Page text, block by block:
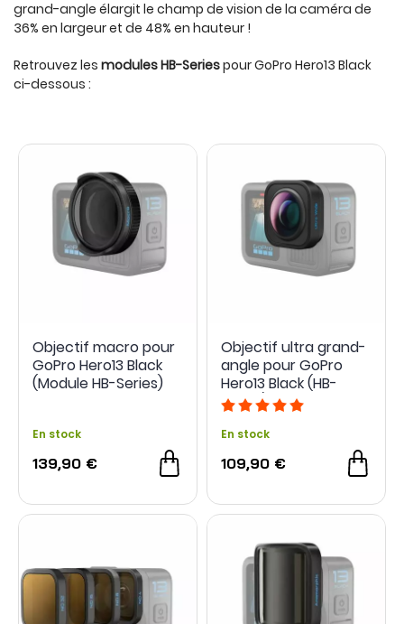
grand-angle élargit le champ de vision de la caméra de
36% en largeur et de 48% en hauteur !
Retrouvez les modules HB-Seriespour GoPro Hero13 Black
ci-dessous :
Objectif macro pour
GoPro Hero13 Black
(Module HB-Series)
En stock
139,90 €
Objectif ultra grand-
angle pour GoPro
Hero13 Black (HB-
Series)
En stock
109,90 €